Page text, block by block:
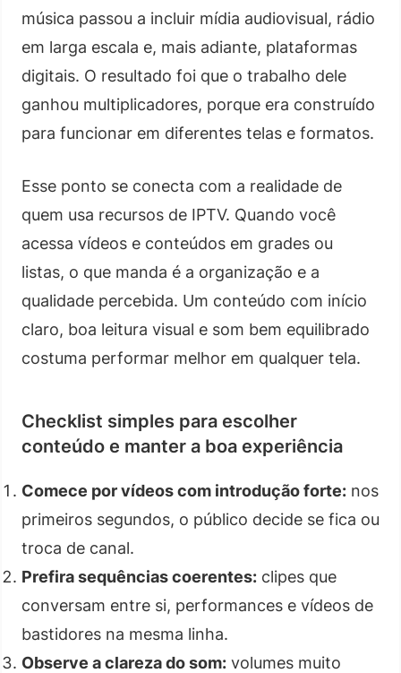
música passou a incluir mídia audiovisual, rádio
em larga escala e, mais adiante, plataformas
digitais. O resultado foi que o trabalho dele
ganhou multiplicadores, porque era construído
para funcionar em diferentes telas e formatos.
Esse ponto se conecta com a realidade de
quem usa recursos de IPTV. Quando você
acessa vídeos e conteúdos em grades ou
listas, o que manda é a organização e a
qualidade percebida. Um conteúdo com início
claro, boa leitura visual e som bem equilibrado
costuma performar melhor em qualquer tela.
Checklist simples para escolher
conteúdo e manter a boa experiência
Comece por vídeos com introdução forte: nos
primeiros segundos, o público decide se fica ou
troca de canal.
Prefira sequências coerentes: clipes que
conversam entre si, performances e vídeos de
bastidores na mesma linha.
Observe a clareza do som: volumes muito